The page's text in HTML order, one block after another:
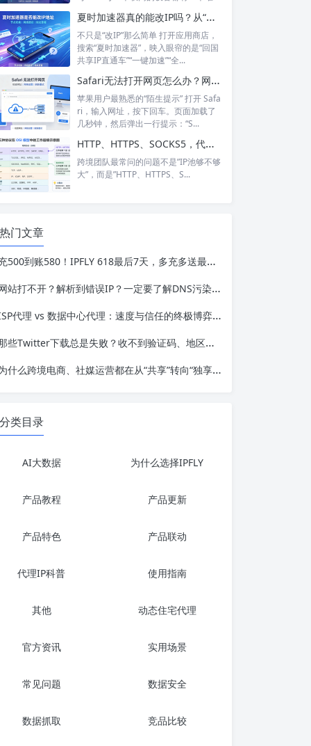
夏时加速器真的能改IP吗？从“换IP”到“回国加速”，功能边界在哪里？
不只是“改IP”那么简单 打开应用商店，
搜索“夏时加速器”，映入眼帘的是“回国
共享IP直通车”“一键加速”“全...
Safari无法打开网页怎么办？网络正常却打不开？6个步骤帮你彻底搞定
苹果用户最熟悉的“陌生提示” 打开 Safa
ri，输入网址，按下回车。页面加载了
几秒钟，然后弹出一行提示：“S...
HTTP、HTTPS、SOCKS5，代理IP的三种协议到底怎么选？
跨境团队最常问的问题不是”IP池够不够
大”，而是”HTTP、HTTPS、S...
热门文章
500到账580！IPFLY 618最后7天，多充多送最高送24%
站打不开？解析到错误IP？一定要了解DNS污染与DNS泄露的根本区别与应对
代理 vs 数据中心代理：速度与信任的终极博弈，跨境业务该怎么选？
些Twitter下载总是失败？收不到验证码、地区不可用的根本原因
什么跨境电商、社媒运营都在从“共享”转向“独享”？静态住宅IP代理深度解析
分类目录
AI大数据 为什么选择IPFLY
产品教程 产品更新
产品特色 产品联动
代理IP科普 使用指南
其他 动态住宅代理
官方资讯 实用场景
常见问题 数据安全
数据抓取 竞品比较